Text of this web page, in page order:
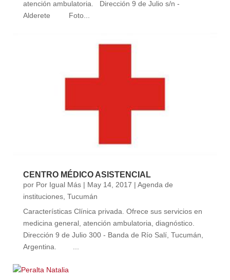
atención ambulatoria. Dirección 9 de Julio s/n -
Alderete Foto...
CENTRO MÉDICO ASISTENCIAL
por Por Igual Más| May 14, 2017 | Agenda de
instituciones, Tucumán
Características Clínica privada. Ofrece sus servicios en
medicina general, atención ambulatoria, diagnóstico.
Dirección 9 de Julio 300 - Banda de Río Salí, Tucumán,
Argentina. ...